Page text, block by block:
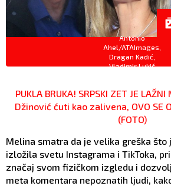
Antonio
Ahel/ATAImages,
Dragan Kadić,
Vladimir Lukić
PUKLA BRUKA! SRPSKI ZET JE
Džinović ćuti kao zalivena, OVO SE
(FOTO)
Melina smatra da je velika greška što
izložila svetu Instagrama i TikToka,
značaj svom fizičkom izgledu i
meta komentara nepoznatih ljudi,